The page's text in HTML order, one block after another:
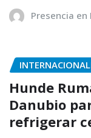
Presencia en
Hunde
Danubio
refrigerar